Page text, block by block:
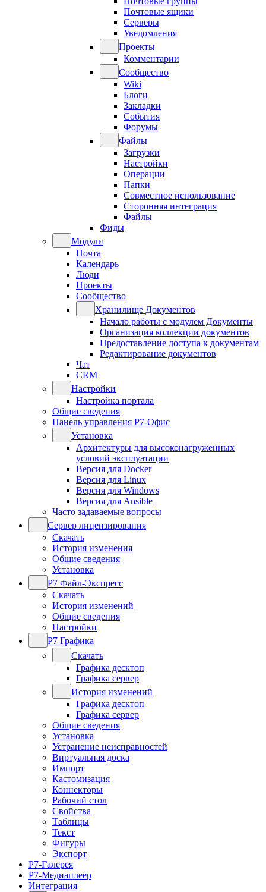
Почтовые ящики
Серверы
Уведомления
Проекты
Комментарии
Сообщество
Wiki
Блоги
Закладки
События
Форумы
Файлы
Загрузки
Настройки
Операции
Папки
Совместное использование
Сторонняя интеграция
Файлы
Фиды
Модули
Почта
Календарь
Люди
Проекты
Сообщество
Хранилище Документов
Начало работы с модулем Документы
Организация коллекции документов
Предоставление доступа к документам
Редактирование документов
Чат
CRM
Настройки
Настройка портала
Общие сведения
Панель управления Р7-Офис
Установка
Архитектуры для высоконагруженных
условий эксплуатации
Версия для Docker
Версия для Linux
Версия для Windows
Версия для Ansible
Часто задаваемые вопросы
Сервер лицензирования
Скачать
История изменения
Общие сведения
Установка
Р7 Файл-Экспресс
Скачать
История изменений
Общие сведения
Настройки
Р7 Графика
Скачать
Графика десктоп
Графика сервер
История изменений
Графика десктоп
Графика сервер
Общие сведения
Установка
Устранение неисправностей
Виртуальная доска
Импорт
Кастомизация
Коннекторы
Рабочий стол
Свойства
Таблицы
Текст
Фигуры
Экспорт
Р7-Галерея
Р7-Медиаплеер
Интеграция